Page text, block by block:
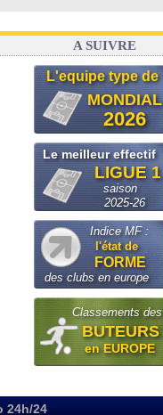
A SUIVRE
L'equipe type de
MONDIAL
2026
Le meilleur effectif
LIGUE 1
saison
2025-26
Indice MF :
l'état de
FORME
des clubs en europe
Classements des
BUTEURS
en EUROPE
24h/24